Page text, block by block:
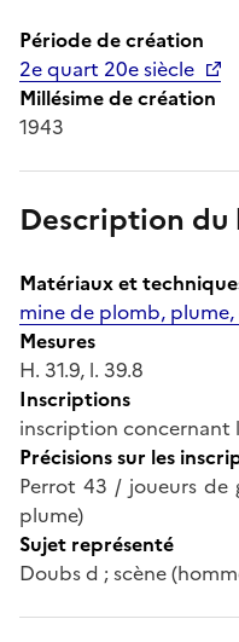
Période de création
2e quart 20e siècle
Millésime de création
1943
Description du
Matériaux et
mine de plomb, plume,
Mesures
H. 31.9, l. 39.8
Inscriptions
inscription concernant
Précisions sur les
Perrot 43 / joueurs de
plume)
Sujet représenté
Doubs d ; scène